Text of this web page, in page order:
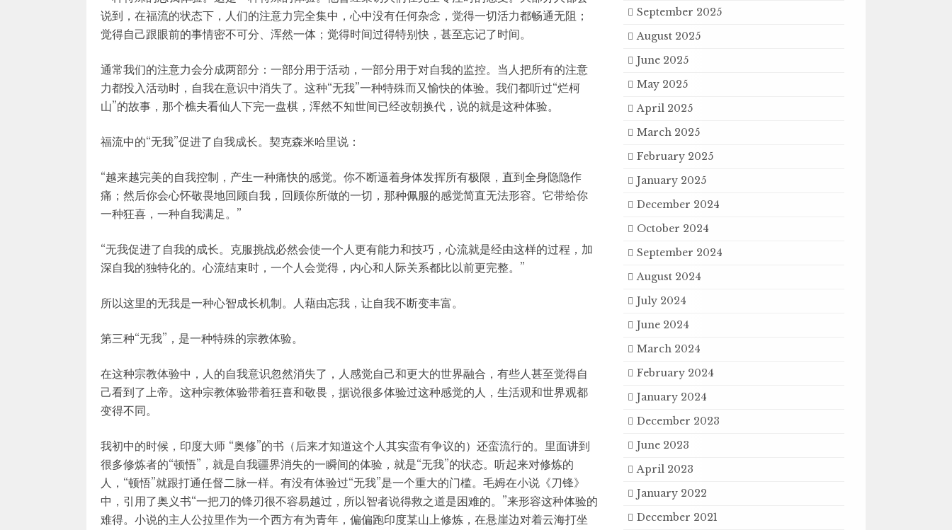
说到，在福流的状态下，人们的注意力完全集中，心中没有任何杂念，觉得一切活力都畅通无阻；
觉得自己跟眼前的事情密不可分、浑然一体；觉得时间过得特别快，甚至忘记了时间。
通常我们的注意力会分成两部分：一部分用于活动，一部分用于对自我的监控。当人把所有的注意
力都投入活动时，自我在意识中消失了。这种“无我”一种特殊而又愉快的体验。我们都听过“烂柯
山”的故事，那个樵夫看仙人下完一盘棋，浑然不知世间已经改朝换代，说的就是这种体验。
福流中的“无我”促进了自我成长。契克森米哈里说：
“越来越完美的自我控制，产生一种痛快的感觉。你不断逼着身体发挥所有极限，直到全身隐隐作
痛；然后你会心怀敬畏地回顾自我，回顾你所做的一切，那种佩服的感觉简直无法形容。它带给你
一种狂喜，一种自我满足。”
“无我促进了自我的成长。克服挑战必然会使一个人更有能力和技巧，心流就是经由这样的过程，加
深自我的独特化的。心流结束时，一个人会觉得，内心和人际关系都比以前更完整。”
所以这里的无我是一种心智成长机制。人藉由忘我，让自我不断变丰富。
第三种“无我”，是一种特殊的宗教体验。
在这种宗教体验中，人的自我意识忽然消失了，人感觉自己和更大的世界融合，有些人甚至觉得自
己看到了上帝。这种宗教体验带着狂喜和敬畏，据说很多体验过这种感觉的人，生活观和世界观都
变得不同。
我初中的时候，印度大师 “奥修”的书（后来才知道这个人其实蛮有争议的）还蛮流行的。里面讲到
很多修炼者的“顿悟”，就是自我疆界消失的一瞬间的体验，就是“无我”的状态。听起来对修炼的
人，“顿悟”就跟打通任督二脉一样。有没有体验过“无我”是一个重大的门槛。毛姆在小说《刀锋》
中，引用了奥义书“一把刀的锋刃很不容易越过，所以智者说得救之道是困难的。”来形容这种体验的
难得。小说的主人公拉里作为一个西方有为青年，偏偏跑印度某山上修炼，在悬崖边对着云海打坐
September 2025
August 2025
June 2025
May 2025
April 2025
March 2025
February 2025
January 2025
December 2024
October 2024
September 2024
August 2024
July 2024
June 2024
March 2024
February 2024
January 2024
December 2023
June 2023
April 2023
January 2022
December 2021